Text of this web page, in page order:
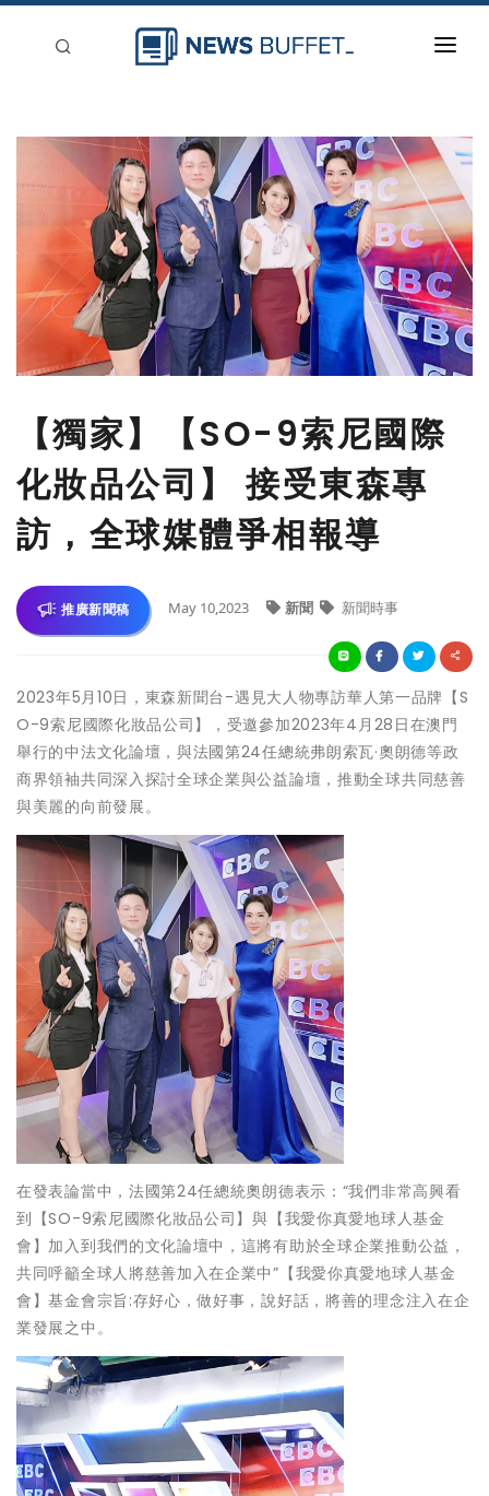
新聞稿分類
登入
刊登
【獨家】【SO-9索尼國際
化妝品公司】 接受東森專
訪，全球媒體爭相報導
推廣新聞稿 May 10,2023 新聞 新聞時事
2023年5月10日，東森新聞台-遇見大人物專訪華人第一品牌【S
O-9索尼國際化妝品公司】，受邀參加2023年4月28日在澳門
舉行的中法文化論壇，與法國第24任總統弗朗索瓦·奧朗德等政
商界領袖共同深入探討全球企業與公益論壇，推動全球共同慈善
與美麗的向前發展。
在發表論當中，法國第24任總統奧朗德表示：“我們非常高興看
到【SO-9索尼國際化妝品公司】與【我愛你真愛地球人基金
會】加入到我們的文化論壇中，這將有助於全球企業推動公益，
共同呼籲全球人將慈善加入在企業中”【我愛你真愛地球人基金
會】基金會宗旨:存好心，做好事，說好話，將善的理念注入在企
業發展之中。